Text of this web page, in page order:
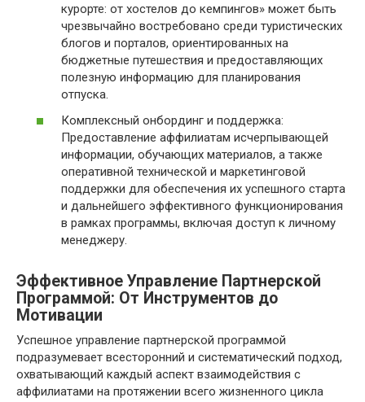
курорте: от хостелов до кемпингов» может быть
чрезвычайно востребовано среди туристических
блогов и порталов, ориентированных на
бюджетные путешествия и предоставляющих
полезную информацию для планирования
отпуска.
Комплексный онбординг и поддержка:
Предоставление аффилиатам исчерпывающей
информации, обучающих материалов, а также
оперативной технической и маркетинговой
поддержки для обеспечения их успешного старта
и дальнейшего эффективного функционирования
в рамках программы, включая доступ к личному
менеджеру.
Эффективное Управление Партнерской
Программой: От Инструментов до
Мотивации
Успешное управление партнерской программой
подразумевает всесторонний и систематический подход,
охватывающий каждый аспект взаимодействия с
аффилиатами на протяжении всего жизненного цикла